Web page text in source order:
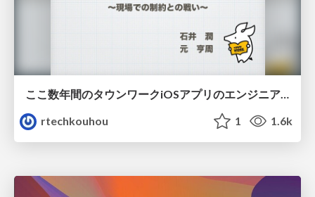
ここ数年間のタウンワークiOSアプリのエンジニアのチャレンジ
rtechkouhou
1 1.6k